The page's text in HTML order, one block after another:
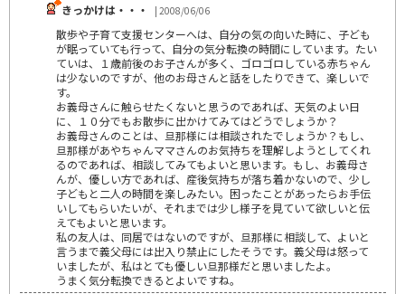
きっかけは・・・
| 2008/06/06
散歩や子育て支援センターへは、自分の気の向いた時に、子ども
が眠っていても行って、自分の気分転換の時間にしています。たい
ていは、１歳前後のお子さんが多く、ゴロゴロしている赤ちゃん
は少ないのですが、他のお母さんと話をしたりできて、楽しいで
す。
お義母さんに触らせたくないと思うのであれば、天気のよい日
に、１０分でもお散歩に出かけてみてはどうでしょうか？
お義母さんのことは、旦那様には相談されたでしょうか？もし、
旦那様があやちゃんママさんのお気持ちを理解しようとしてくれ
るのであれば、相談してみてもよいと思います。もし、お義母さ
んが、優しい方であれば、産後気持ちが落ち着かないので、少し
子どもと二人の時間を楽しみたい。困ったことがあったらお手伝
いしてもらいたいが、それまでは少し様子を見ていて欲しいと伝
えてもよいと思います。
私の友人は、同居ではないのですが、旦那様に相談して、よいと
言うまで義父母には出入り禁止にしたそうです。義父母は怒って
いましたが、私はとても優しい旦那様だと思いましたよ。
うまく気分転換できるとよいですね。